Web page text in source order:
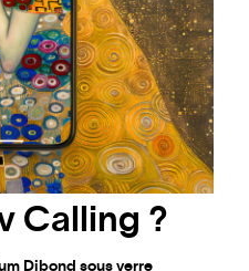
Calling ?
Dibond sous verre